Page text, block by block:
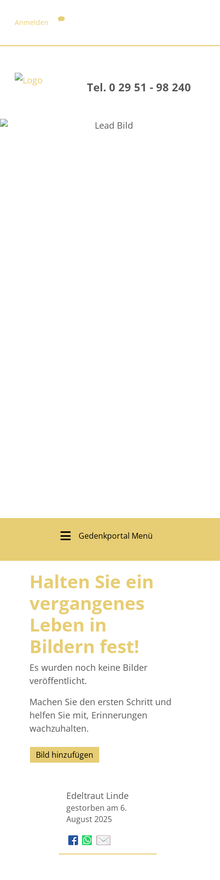
Anmelden
Tel. 0 29 51 - 98 240
Gedenkportal Menü
Halten Sie ein
vergangenes
Leben in
Bildern fest!
Es wurden noch keine Bilder
veröffentlicht.
Machen Sie den ersten Schritt und
helfen Sie mit, Erinnerungen
wachzuhalten.
Bild hinzufügen
Edeltraut Linde
gestorben am 6.
August 2025